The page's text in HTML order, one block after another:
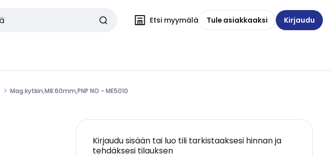
Etsi myymälä Tule asiakkaaksi Kirjaudu
Mag.kytkin,M8:60mm,PNP NO - ME5010
Kirjaudu sisään tai luo tili tarkistaaksesi hinnan ja
tehdäksesi tilauksen